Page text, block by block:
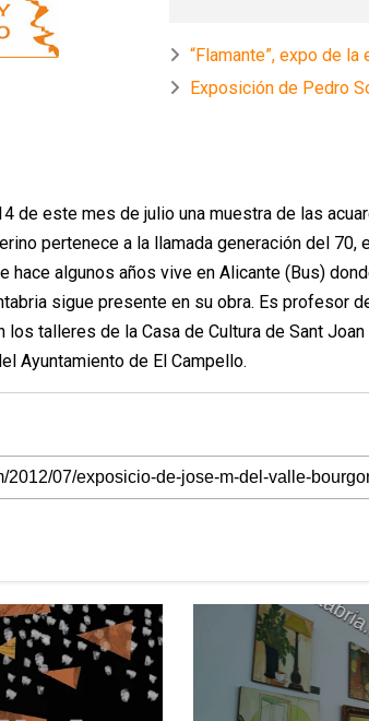
“Flamante”, expo de
Exposición de Pedro
de este mes de julio una muestra de las
pertenece a la llamada generación del 70,
hace algunos años vive en Alicante (Bus)
sigue presente en su obra. Es profesor
los talleres de la Casa de Cultura de Sant
Ayuntamiento de El Campello.